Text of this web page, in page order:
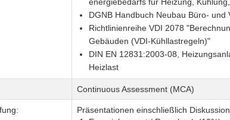
energiebedarfs für Heizung,
DGNB Handbuch Neubau Büro-
Richtlinienreihe VDI 2078
Gebäuden (VDI-Kühllastregeln)"
DIN EN 12831:2003-08,
Heizlast
Continuous Assessment (MCA)
Präsentationen einschließlich